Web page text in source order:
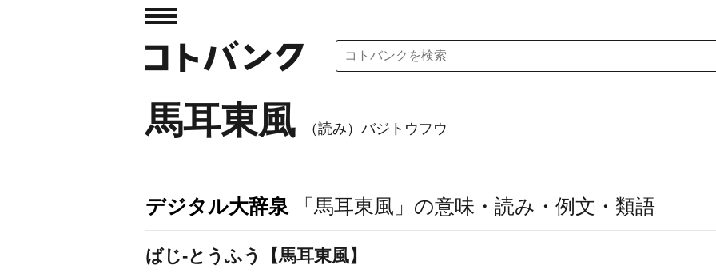
馬耳東風 （読み）バジトウフウ
デジタル大辞泉 「馬耳東風」の意味・読み・例文・類語
ばじ‐とうふう【馬耳東風】